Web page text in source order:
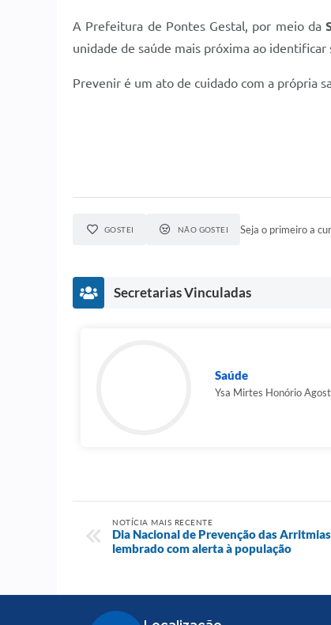
A Prefeitura de Pontes Gestal, por meio da
unidade de saúde mais próxima ao identificar
Prevenir é um ato de cuidado com a própria
GOSTEI NÃO GOSTEI Seja o primeiro a
Secretarias Vinculadas
Saúde
Ysa Mirtes Honório
NOTÍCIA MAIS RECENTE
Dia Nacional de Prevenção das
lembrado com alerta à população